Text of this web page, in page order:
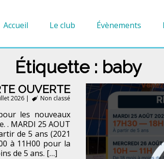
Accueil Le club Évènements
Étiquette : baby
OUVERTE
2026 | Non classé
les nouveaux
. MARDI 25 AOUT
de 5 ans (2021
à 11H00 pour la
de 5 ans. […]